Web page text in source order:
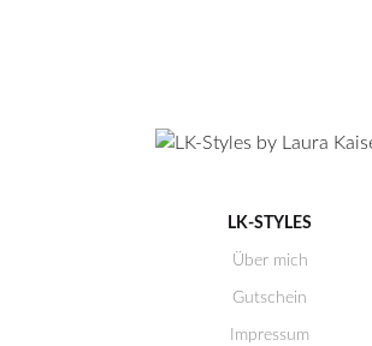
LK-STYLES
Über mich
Gutschein
Impressum